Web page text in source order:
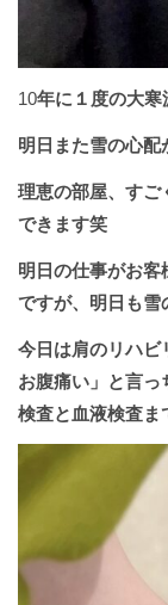
10年に１度の大寒
明日また雪の心配
理恵の部屋、すご
できます笑
明日の仕事がお
ですが、明日も雪
今日は肩のリハビ
お腹痛い」と言
検査と血液検査ま